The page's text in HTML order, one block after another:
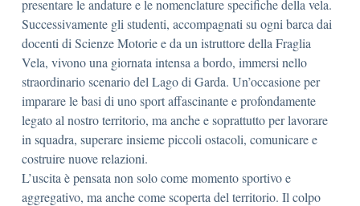
presentare le andature e le nomenclature specifiche della vela.
Successivamente gli studenti, accompagnati su ogni barca dai
docenti di Scienze Motorie e da un istruttore della Fraglia
Vela, vivono una giornata intensa a bordo, immersi nello
straordinario scenario del Lago di Garda. Un’occasione per
imparare le basi di uno sport affascinante e profondamente
legato al nostro territorio, ma anche e soprattutto per lavorare
in squadra, superare insieme piccoli ostacoli, comunicare e
costruire nuove relazioni.
L’uscita è pensata non solo come momento sportivo e
aggregativo, ma anche come scoperta del territorio. Il colpo